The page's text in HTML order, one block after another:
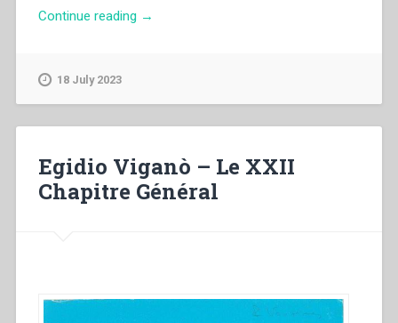
Continue reading “Egidio
→
18 July 2023
Egidio Viganò – Le XXII
Chapitre Général